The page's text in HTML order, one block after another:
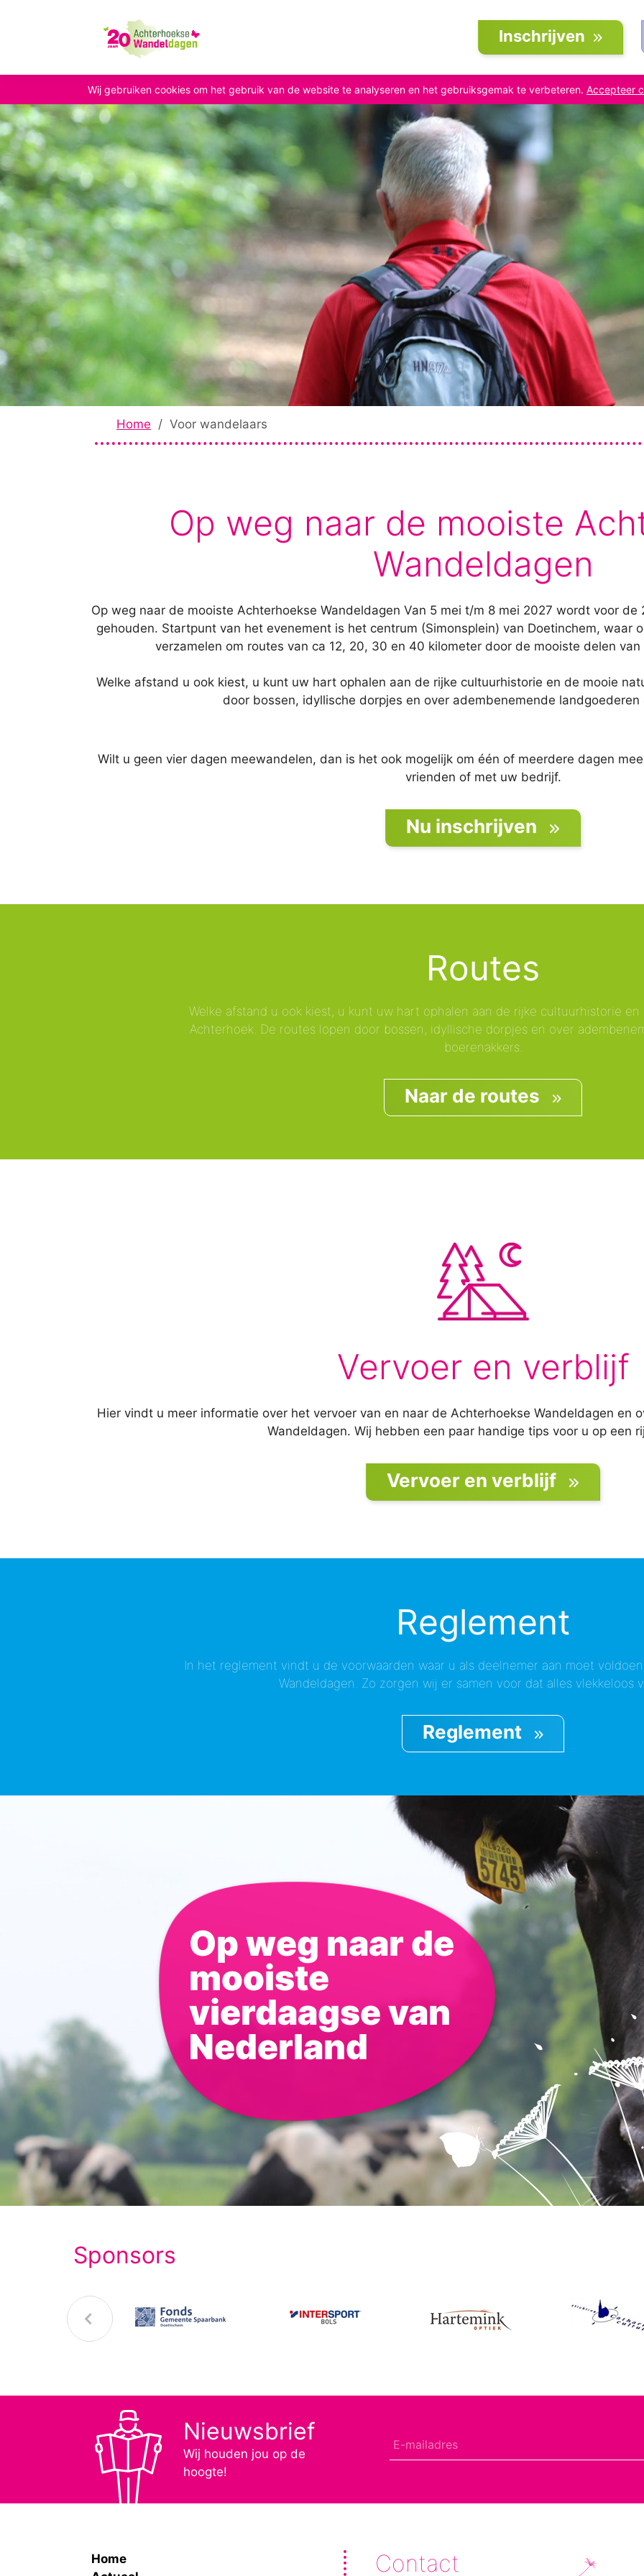
Wij gebruiken cookies om het gebruik van de website te analyseren en het gebruiksgemak te verbeteren. Accepteer
Inschrijven
Home / Voor wandelaars
Op weg naar de mooiste
Wandeldagen
Op weg naar de mooiste Achterhoekse Wandeldagen Van 5 mei t/m 8 mei 2027 wordt voor de
gehouden. Startpunt van het evenement is het centrum (Simonsplein) van Doetinchem, waar
verzamelen om routes van ca 12, 20, 30 en 40 kilometer door de mooiste delen
Welke afstand u ook kiest, u kunt uw hart ophalen aan de rijke cultuurhistorie en de mooie
door bossen, idyllische dorpjes en over adembenemende landgoederen
Wilt u geen vier dagen meewandelen, dan is het ook mogelijk om één of meerdere dagen
vrienden of met uw bedrijf.
Nu inschrijven
Routes
Welke afstand u ook kiest, u kunt uw hart ophalen aan de rijke cultuurhistorie
Achterhoek. De routes lopen door bossen, idyllische dorpjes en over
boerenakkers.
Naar de routes
Vervoer en verblijf
Hier vindt u meer informatie over het vervoer van en naar de Achterhoekse Wandeldagen en
Wandeldagen. Wij hebben een paar handige tips voor u op een
Vervoer en verblijf
Reglement
In het reglement vindt u de voorwaarden waar u als deelnemer aan moet
Wandeldagen. Zo zorgen wij er samen voor dat alles vlekkeloos
Reglement
Op weg naar de
mooiste
vierdaagse van
Nederland
Sponsors
Nieuwsbrief
Wij houden jou op de
hoogte!
Home
Contact